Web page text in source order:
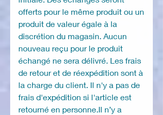
offerts pour le même produit ou un
produit de valeur égale à la
discrétion du magasin. Aucun
nouveau reçu pour le produit
échangé ne sera délivré. Les frais
de retour et de réexpédition sont à
la charge du client. Il n'y a pas de
frais d'expédition si l'article est
retourné en personne.Il n’y a